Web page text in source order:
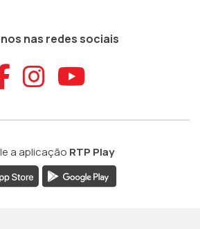
nas redes sociais
Aceder ao
Aceder ao
Aceder
a aplicação RTP Play